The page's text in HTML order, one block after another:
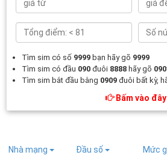
Tìm sim có số 9999 bạn hãy gõ 9999
Tìm sim có đầu 090 đuôi 8888 hãy gõ
Tìm sim bắt đầu bằng 0909 đuôi bất kỳ,
Bấm vào
Nhà mạng Đầu số Mức